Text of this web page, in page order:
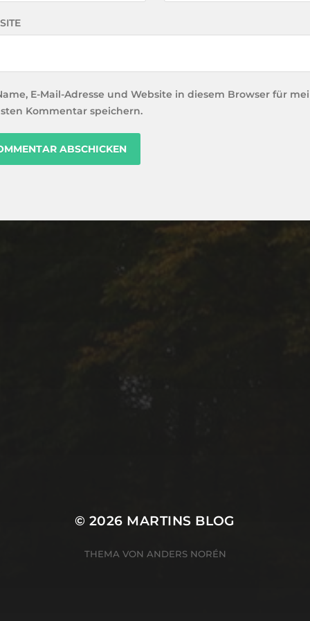
E-Mail-Adresse und Website in diesem Browser für
Kommentar speichern.
© 2026 MARTINS BLOG
THEMA VON ANDERS NORÉN